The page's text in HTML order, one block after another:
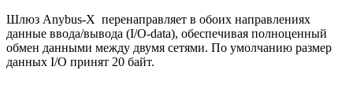
Шлюз Anybus-X перенаправляет в обоих направлениях
данные ввода/вывода (I/O-data), обеспечивая полноценный
обмен данными между двумя сетями. По умолчанию размер
данных I/O принят 20 байт.